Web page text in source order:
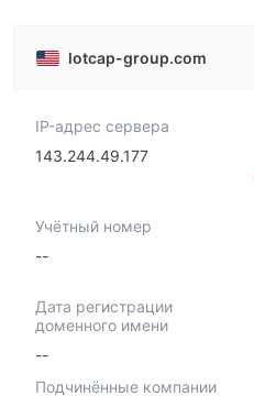
lotcap-group.com
IP-адрес сервера
143.244.49.177
Учётный номер
--
Дата регистрации
доменного имени
--
Подчинённые компании